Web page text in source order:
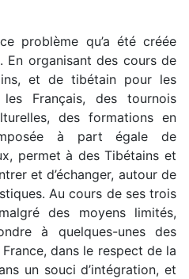
problème qu’a été créée
En organisant des cours de
et de tibétain pour les
Français, des tournois
des formations en
à part égale de
permet à des Tibétains et
et d’échanger, autour de
Au cours de ses trois
des moyens limités,
à quelques-unes des
dans le respect de la
un souci d’intégration, et